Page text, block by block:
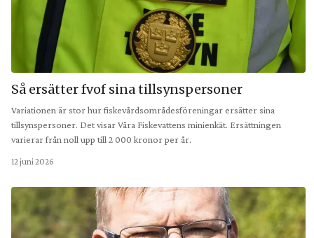
Så ersätter fvof sina tillsynspersoner
Variationen är stor hur fiskevårdsområdesföreningar ersätter sina
tillsynspersoner. Det visar Våra Fiskevattens minienkät. Ersättningen
varierar från noll upp till 2 000 kronor per år.
12 juni 2026